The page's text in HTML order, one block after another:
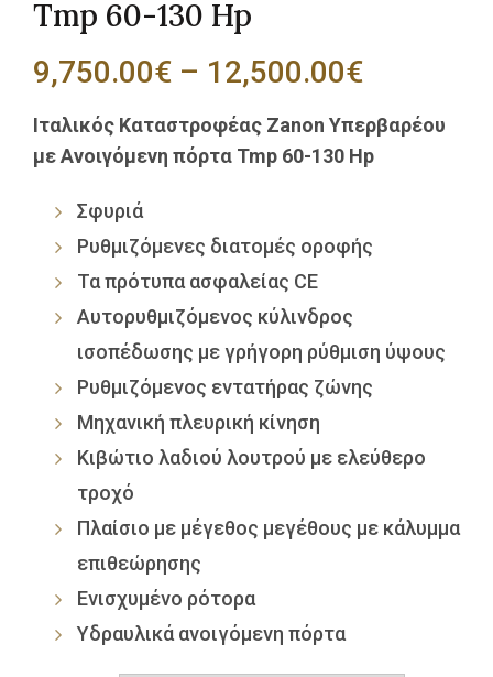
Tmp 60-130 Hp
9,750.00€ – 12,500.00€Price
range:
Ιταλικός Καταστροφέας Zanon Υπερβαρέου
με Ανοιγόμενη πόρτα Tmp 60-130 Hp
Σφυριά
Ρυθμιζόμενες διατομές οροφής
Τα πρότυπα ασφαλείας CE
Αυτορυθμιζόμενος κύλινδρος
ισοπέδωσης με γρήγορη ρύθμιση ύψους
Ρυθμιζόμενος εντατήρας ζώνης
Μηχανική πλευρική κίνηση
Κιβώτιο λαδιού λουτρού με ελεύθερο
τροχό
Πλαίσιο με μέγεθος μεγέθους με κάλυμμα
επιθεώρησης
Ενισχυμένο ρότορα
Υδραυλικά ανοιγόμενη πόρτα